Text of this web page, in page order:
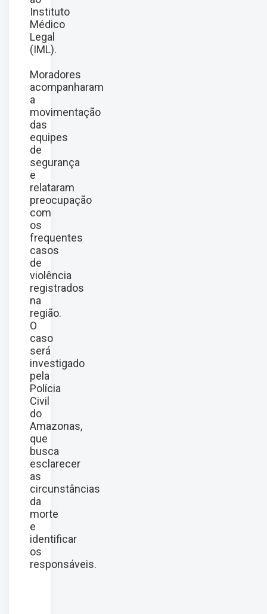
Instituto
Médico
Legal
(IML).
Moradores
acompanharam
a
movimentação
das
equipes
de
segurança
e
relataram
preocupação
com
os
frequentes
casos
de
violência
registrados
na
região.
O
caso
será
investigado
pela
Polícia
Civil
do
Amazonas,
que
busca
esclarecer
as
circunstâncias
da
morte
e
identificar
os
responsáveis.